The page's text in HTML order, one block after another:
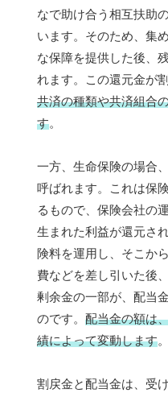
なで助け合う相互扶助
います。そのため、集
な保障を提供した後、
れます。この還元金が
共済の種類や共済組合
す。
一方、生命保険の場合
呼ばれます。これは保
るもので、保険会社の
生まれた利益が還元さ
険料を運用し、そこか
費などを差し引いた後
剰余金の一部が、配当
のです。 配当金の額は
績によって変動します。
割戻金と配当金は、受